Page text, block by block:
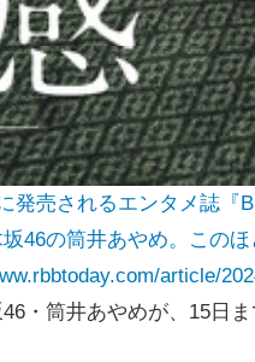
発売されるエンタメ誌『
46の筒井あやめ。この
article/
・筒井あやめが、15日ま